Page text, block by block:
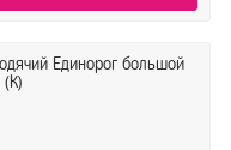
Единорог большой